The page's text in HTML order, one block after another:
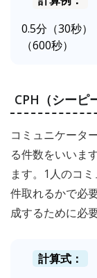
0.5分（30秒
（600秒）
CPH（シーピ
コミュニケータ
る件数をいいま
ます。1人のコ
件取れるかで必
成するために必
計算式：